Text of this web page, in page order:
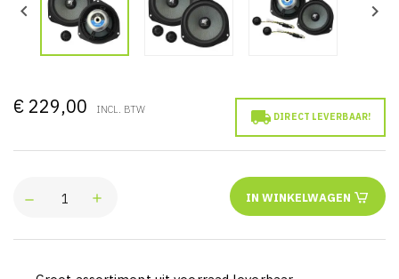
 
€ 229,00 INCL. BTW  DIRECT LEVERBAAR!
IN WINKELWAGEN